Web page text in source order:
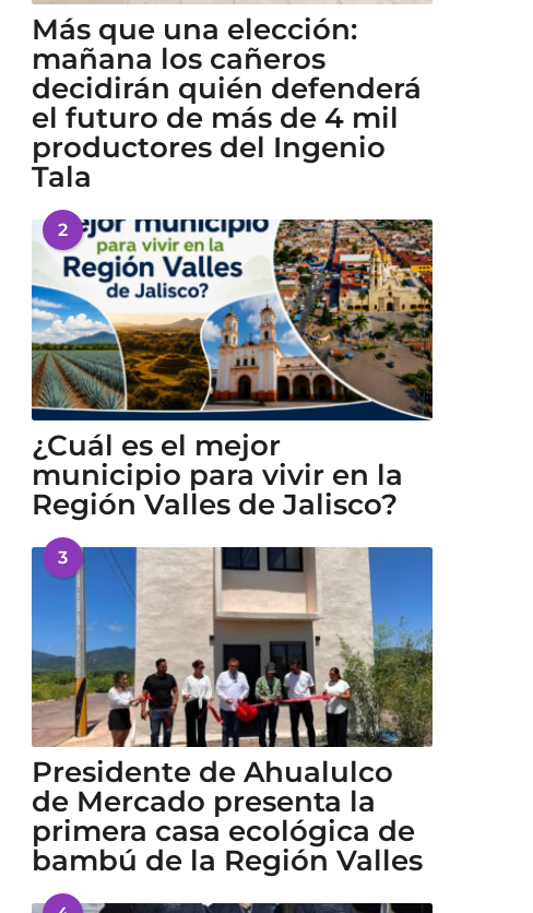
Más que una elección:
mañana los cañeros
decidirán quién defenderá
el futuro de más de 4 mil
productores del Ingenio
Tala
2
¿Cuál es el mejor
municipio para vivir en la
Región Valles de Jalisco?
3
Presidente de Ahualulco
de Mercado presenta la
primera casa ecológica de
bambú de la Región Valles